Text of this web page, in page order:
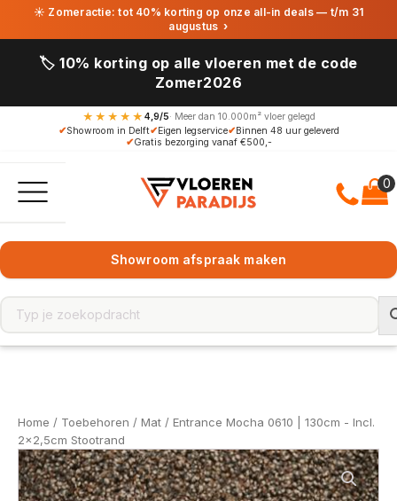
☀ Zomeractie: tot 40% korting op onze all-in deals — t/m 31
augustus ›
🏷️ 10% korting op alle vloeren met de code
Zomer2026
★★★★★ 4,9/5· Meer dan 10.000m² vloer gelegd
✔Showroom in Delft✔Eigen legservice✔Binnen 48 uur geleverd
✔Gratis bezorging vanaf €500,-
Showroom afspraak maken
Home / Toebehoren / Mat / Entrance Mocha 0610 | 130cm - Incl.
2x2,5cm Stootrand